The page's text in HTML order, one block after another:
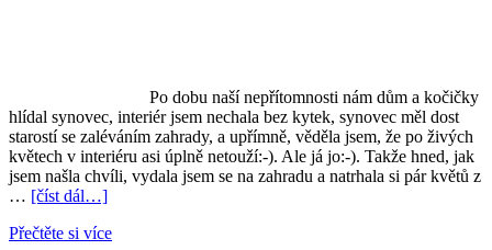
Po dobu naší nepřítomnosti nám dům a kočičky
hlídal synovec, interiér jsem nechala bez kytek, synovec měl dost
starostí se zaléváním zahrady, a upřímně, věděla jsem, že po živých
květech v interiéru asi úplně netouží:-). Ale já jo:-). Takže hned, jak
jsem našla chvíli, vydala jsem se na zahradu a natrhala si pár květů z
… [číst dál…]
Přečtěte si více